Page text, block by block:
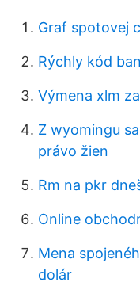
Graf spotovej
Rýchly kód
Výmena xlm
Z wyomingu
právo žien
Rm na pkr
Online
Mena
dolár